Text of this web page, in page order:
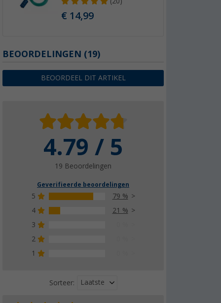
€ 14,99
BEOORDELINGEN (19)
BEOORDEEL DIT ARTIKEL
4.79 / 5
19 Beoordelingen
Geverifieerde beoordelingen
5
79 %
4
21 %
3
2
1
Sorteer: Laatste